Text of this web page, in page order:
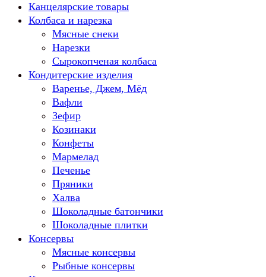
Канцелярские товары
Колбаса и нарезка
Мясные снеки
Нарезки
Сырокопченая колбаса
Кондитерские изделия
Варенье, Джем, Мёд
Вафли
Зефир
Козинаки
Конфеты
Мармелад
Печенье
Пряники
Халва
Шоколадные батончики
Шоколадные плитки
Консервы
Мясные консервы
Рыбные консервы